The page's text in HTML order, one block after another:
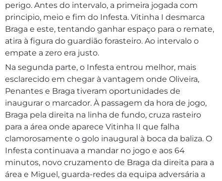
perigo. Antes do intervalo, a primeira jogada com
principio, meio e fim do Infesta. Vitinha I desmarca
Braga e este, tentando ganhar espaço para o remate,
atira à figura do guardião forasteiro. Ao intervalo o
empate a zero era justo.
Na segunda parte, o Infesta entrou melhor, mais
esclarecido em chegar à vantagem onde Oliveira,
Penantes e Braga tiveram oportunidades de
inaugurar o marcador. À passagem da hora de jogo,
Braga pela direita na linha de fundo, cruza rasteiro
para a área onde aparece Vitinha II que falha
clamorosamente o golo inaugural à boca da baliza. O
Infesta continuava a mandar no jogo e aos 64
minutos, novo cruzamento de Braga da direita para a
área e Miguel, guarda-redes da equipa adversária a